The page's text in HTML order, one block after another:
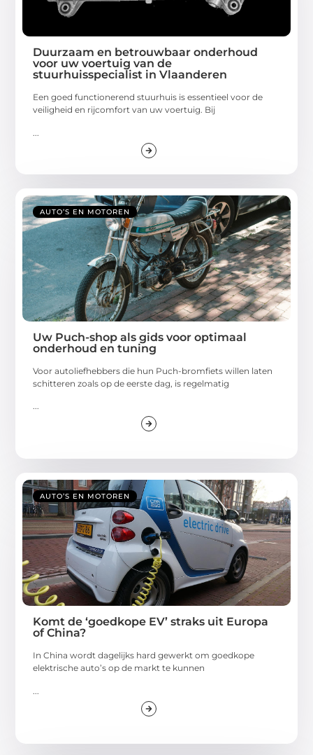
Duurzaam en betrouwbaar onderhoud
voor uw voertuig van de
stuurhuisspecialist in Vlaanderen
Een goed functionerend stuurhuis is essentieel voor de
veiligheid en rijcomfort van uw voertuig. Bij
AUTO’S EN MOTOREN
Uw Puch-shop als gids voor optimaal
onderhoud en tuning
Voor autoliefhebbers die hun Puch-bromfiets willen laten
schitteren zoals op de eerste dag, is regelmatig
...
AUTO’S EN MOTOREN
Komt de ‘goedkope EV’ straks uit Europa
of China?
In China wordt dagelijks hard gewerkt om goedkope
elektrische auto’s op de markt te kunnen